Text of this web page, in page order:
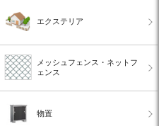
エクステリア
メッシュフェンス・ネットフ
ェンス
物置